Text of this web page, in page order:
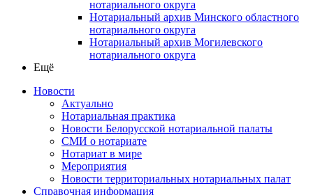
нотариального округа
Нотариальный архив Минского областного
нотариального округа
Нотариальный архив Могилевского
нотариального округа
Ещё
Новости
Актуально
Нотариальная практика
Новости Белорусской нотариальной палаты
СМИ о нотариате
Нотариат в мире
Мероприятия
Новости территориальных нотариальных палат
Справочная информация